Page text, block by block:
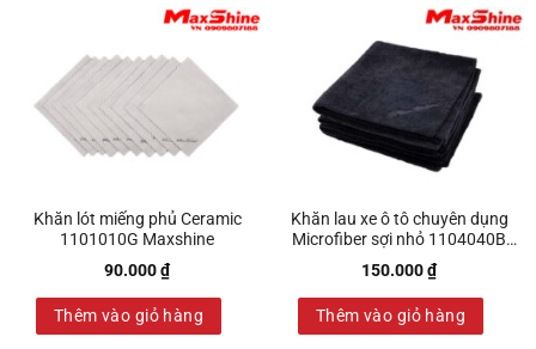
Khăn lót miếng phủ Ceramic
1101010G Maxshine
90.000₫
Thêm vào giỏ hàng
Khăn lau xe ô tô chuyên dụng
Microfiber sợi nhỏ 1104040B
Maxshine
150.000₫
Thêm vào giỏ hàng